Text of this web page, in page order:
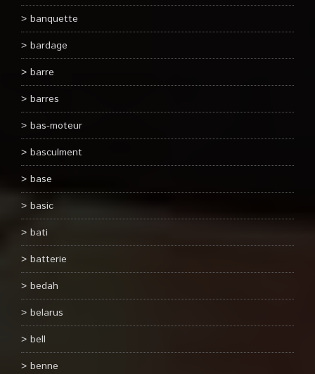
banquette
bardage
barre
barres
bas-moteur
basculment
base
basic
bati
batterie
bedah
belarus
bell
benne